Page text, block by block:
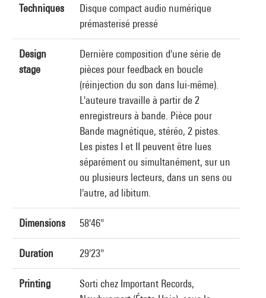
Techniques
Disque compact audio numérique
prémasterisé pressé
Design
stage
Dernière composition d'une série de
pièces pour feedback en boucle
(réinjection du son dans lui-même).
L'auteure travaille à partir de 2
enregistreurs à bande. Pièce pour
Bande magnétique, stéréo, 2 pistes.
Les pistes I et II peuvent être lues
séparément ou simultanément, sur un
ou plusieurs lecteurs, dans un sens ou
l'autre, ad libitum.
Dimensions 58'46"
Duration 29'23"
Printing
Sorti chez Important Records,